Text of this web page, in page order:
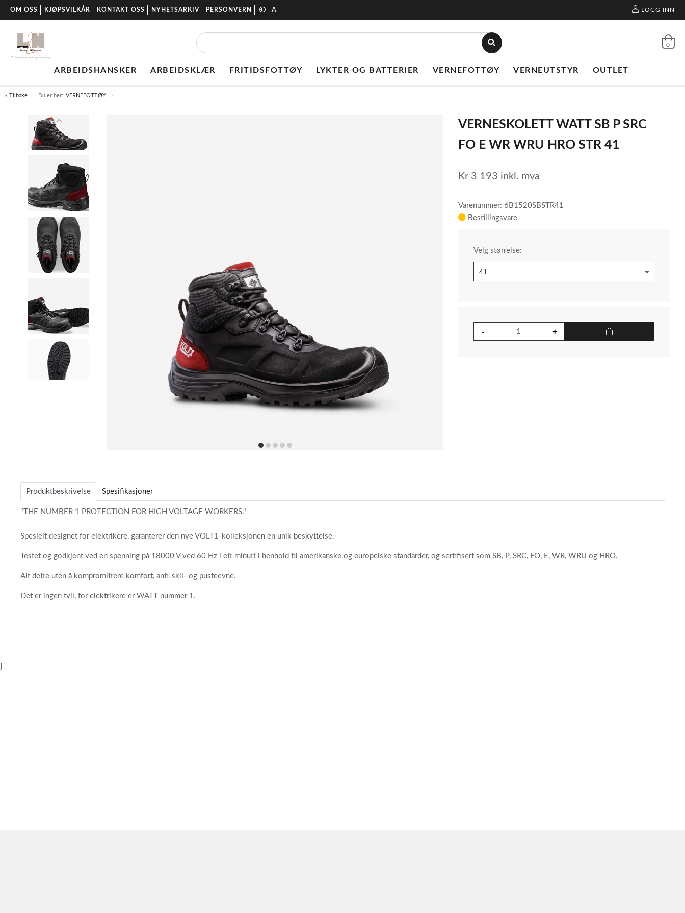
OM OSS KJØPSVILKÅR KONTAKT OSS NYHETSARKIV PERSONVERN LOGG INN
0
ARBEIDSHANSKER ARBEIDSKLÆR FRITIDSFOTTØY LYKTER OG BATTERIER VERNEFOTTØY VERNEUTSTYR OUTLET
« Tilbake Du er her: VERNEFOTTØY
itemitemitemitemitem
5
VERNESKOLETT WATT SB P SRC
FO E WR WRU HRO STR 41
Kr 3 193 inkl. mva
Varenummer: 6B1520SBSTR41
Bestillingsvare
Velg størrelse:
Produktbeskrivelse Spesifikasjoner
"THE NUMBER 1 PROTECTION FOR HIGH VOLTAGE WORKERS."
Spesielt designet for elektrikere, garanterer den nye VOLT1-kolleksjonen en unik beskyttelse.
Testet og godkjent ved en spenning på 18000 V ved 60 Hz i ett minutt i henhold til amerikanske og europeiske standarder, og sertifisert som SB, P, SRC, FO, E, WR, WRU og HRO.
Alt dette uten å kompromittere komfort, anti-skli- og pusteevne.
Det er ingen tvil, for elektrikere er WATT nummer 1.
}